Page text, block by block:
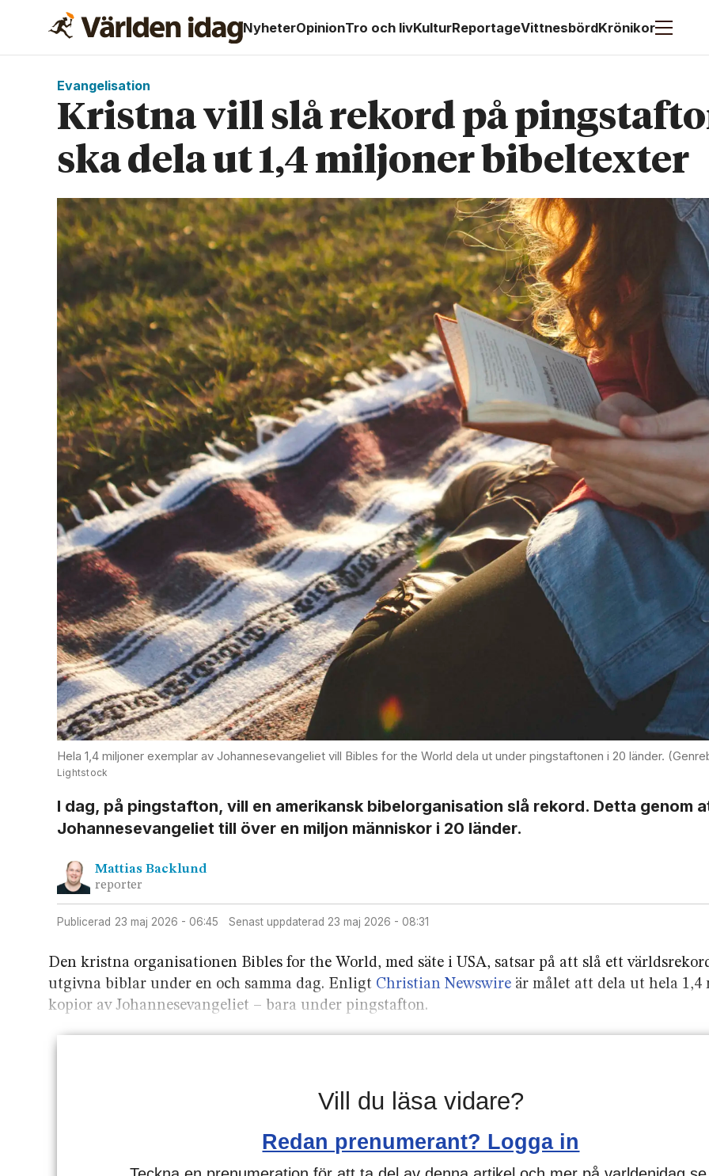
NyheterOpinionTro och livKulturReportageVittnesbördKrönikor
Evangelisation
Kristna vill slå rekord på
ska dela ut 1,4 miljoner bibel­texter
Hela 1,4 miljoner exemplar av Johannesevangeliet vill Bibles for the World dela ut under pingstaftonen i 20 länder.
Lightstock
I dag, på pingst­afton, vill en amerikansk bibel­organisation slå rekord. Detta genom
Johannes­evangeliet till över en miljon människor i 20 länder.
Mattias Backlund
reporter
Publicerad 23 maj 2026 - 06:45 Senast uppdaterad 23 maj 2026 - 08:31
Den kristna organisationen Bibles for the World, med säte i USA, satsar på att slå ett
utgivna biblar under en och samma dag. Enligt Christian Newswireär målet att dela ut hela 1,4
kopior av Johannes­evangeliet – bara under pingstafton.
Vill du läsa vidare?
Redan prenumerant? Logga in